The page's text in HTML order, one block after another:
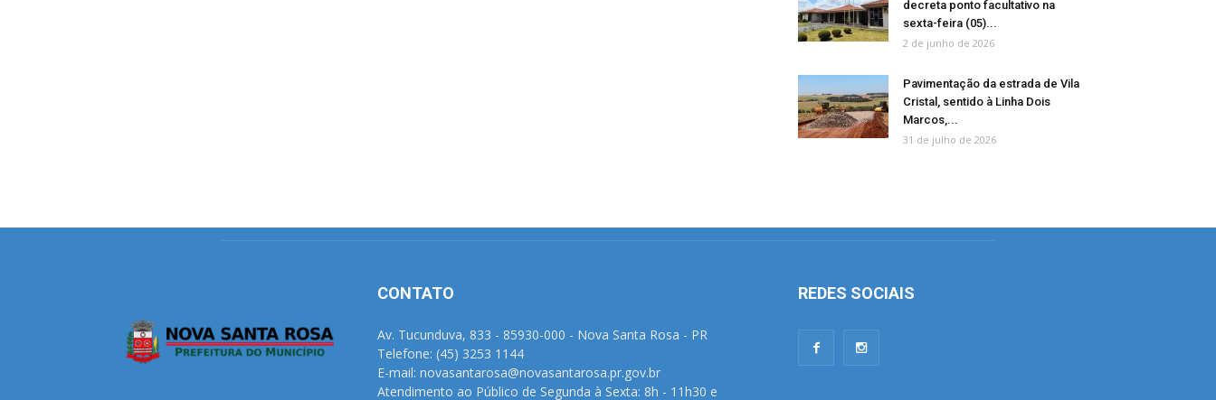
decreta ponto facultativo na
sexta-feira (05)...
2 de junho de 2026
Pavimentação da estrada de Vila
Cristal, sentido à Linha Dois
Marcos,...
31 de julho de 2026
CONTATO
Av. Tucunduva, 833 - 85930-000 - Nova Santa Rosa - PR
Telefone: (45) 3253 1144
E-mail: novasantarosa@novasantarosa.pr.gov.br
Atendimento ao Público de Segunda à Sexta: 8h - 11h30 e
REDES SOCIAIS